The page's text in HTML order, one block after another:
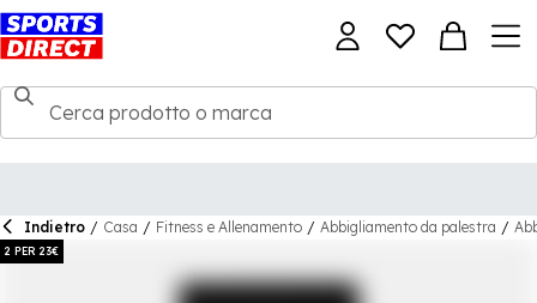
Indietro / Casa / Fitness e Allenamento / Abbigliamento da palestra /
2 PER 23€